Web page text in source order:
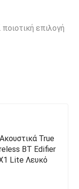
επιλογή